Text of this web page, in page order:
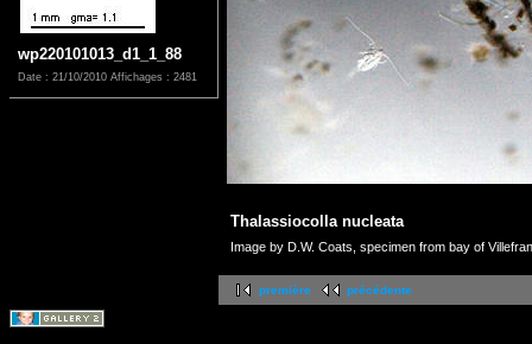
wp220101013_d1_1_88
Date : 21/10/2010 Affichages : 2481
Thalassiocolla nucleata
Image by D.W. Coats, specimen from bay of
première précédente